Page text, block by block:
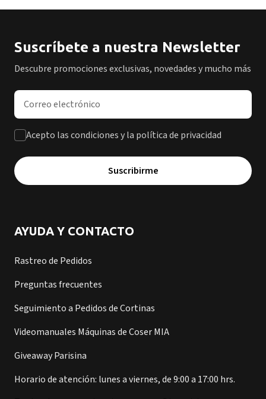
Suscríbete a nuestra Newsletter
Descubre promociones exclusivas, novedades y mucho más
Dirección de correo electrónico
Acepto las condiciones y la política de privacidad
Suscribirme
AYUDA Y CONTACTO
Rastreo de Pedidos
Preguntas frecuentes
Seguimiento a Pedidos de Cortinas
Videomanuales Máquinas de Coser MIA
Giveaway Parisina
Horario de atención: lunes a viernes, de 9:00 a 17:00 hrs.